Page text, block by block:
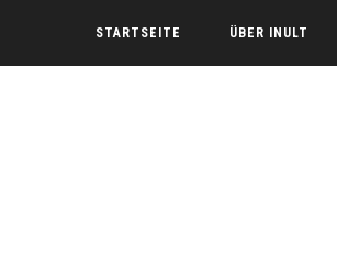
STARTSEITE ÜBER INULT